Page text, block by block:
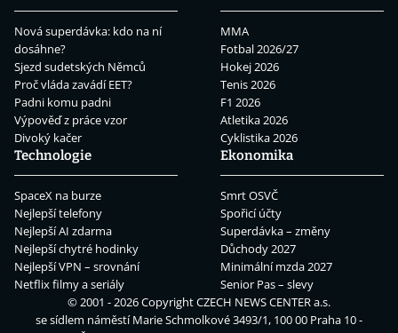
Nová superdávka: kdo na ní
dosáhne?
Sjezd sudetských Němců
Proč vláda zavádí EET?
Padni komu padni
Výpověď z práce vzor
Divoký kačer
MMA
Fotbal 2026/27
Hokej 2026
Tenis 2026
F1 2026
Atletika 2026
Cyklistika 2026
Technologie
SpaceX na burze
Nejlepší telefony
Nejlepší AI zdarma
Nejlepší chytré hodinky
Nejlepší VPN – srovnání
Netflix filmy a seriály
Ekonomika
Smrt OSVČ
Spořicí účty
Superdávka – změny
Důchody 2027
Minimální mzda 2027
Senior Pas – slevy
© 2001 - 2026 CopyrightCZECH NEWS CENTER a.s.
se sídlem náměstí Marie Schmolkové 3493/1, 100 00 Praha 10 -